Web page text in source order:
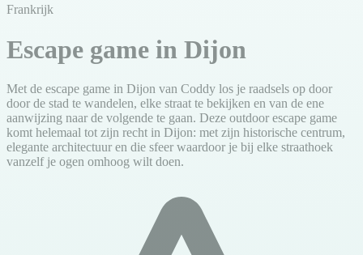
Frankrijk
Escape game in Dijon
Met de escape game in Dijon van Coddy los je raadsels op door
door de stad te wandelen, elke straat te bekijken en van de ene
aanwijzing naar de volgende te gaan. Deze outdoor escape game
komt helemaal tot zijn recht in Dijon: met zijn historische centrum,
elegante architectuur en die sfeer waardoor je bij elke straathoek
vanzelf je ogen omhoog wilt doen.